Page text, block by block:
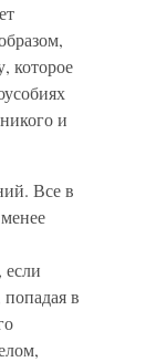
которое
и
Все в
если
в